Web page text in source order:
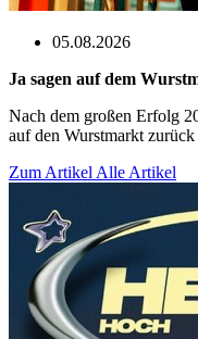
05.08.2026
Ja sagen auf dem
Nach dem großen Erfolg
auf den Wurstmarkt zurück
Zum Artikel Alle Artikel